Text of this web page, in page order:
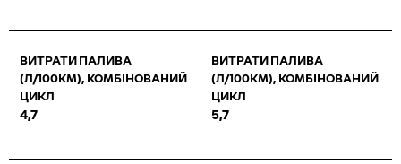
ВИТРАТИ ПАЛИВА
(Л/100КМ), КОМБІНОВАНИЙ
ЦИКЛ
4,7
ВИТРАТИ ПАЛИВА
(Л/100КМ), КОМБІНОВАНИЙ
ЦИКЛ
5,7